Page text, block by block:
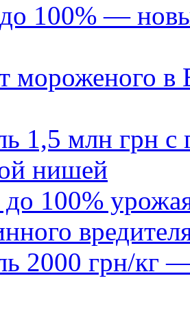
100% —
мороженого в
1,5 млн грн с
нишей
100%
2000 грн/кг —